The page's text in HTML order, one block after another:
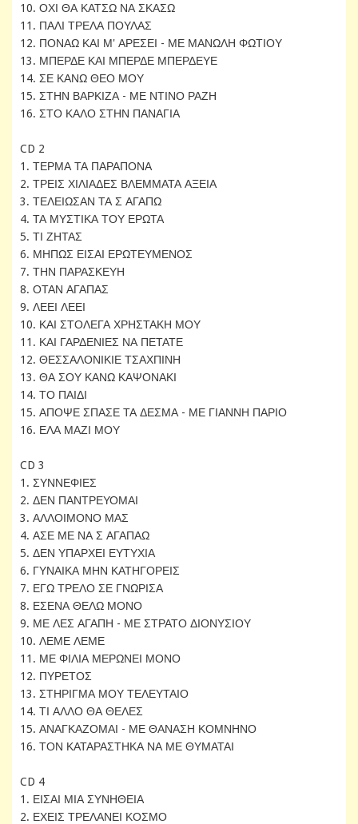
10. ΟΧΙ ΘΑ ΚΑΤΣΩ ΝΑ ΣΚΑΣΩ
11. ΠΑΛΙ ΤΡΕΛΑ ΠΟΥΛΑΣ
12. ΠΟΝΑΩ ΚΑΙ Μ' ΑΡΕΣΕΙ - ΜΕ ΜΑΝΩΛΗ ΦΩΤΙΟΥ
13. ΜΠΕΡΔΕ ΚΑΙ ΜΠΕΡΔΕ ΜΠΕΡΔΕΥΕ
14. ΣΕ ΚΑΝΩ ΘΕΟ ΜΟΥ
15. ΣΤΗΝ ΒΑΡΚΙΖΑ - ΜΕ ΝΤΙΝΟ ΡΑΖΗ
16. ΣΤΟ ΚΑΛΟ ΣΤΗΝ ΠΑΝΑΓΙΑ
CD 2
1. ΤΕΡΜΑ ΤΑ ΠΑΡΑΠΟΝΑ
2. ΤΡΕΙΣ ΧΙΛΙΑΔΕΣ ΒΛΕΜΜΑΤΑ ΑΞΕΙΑ
3. ΤΕΛΕΙΩΣΑΝ ΤΑ Σ ΑΓΑΠΩ
4. ΤΑ ΜΥΣΤΙΚΑ ΤΟΥ ΕΡΩΤΑ
5. ΤΙ ΖΗΤΑΣ
6. ΜΗΠΩΣ ΕΙΣΑΙ ΕΡΩΤΕΥΜΕΝΟΣ
7. ΤΗΝ ΠΑΡΑΣΚΕΥΗ
8. ΟΤΑΝ ΑΓΑΠΑΣ
9. ΛΕΕΙ ΛΕΕΙ
10. ΚΑΙ ΣΤΟΛΕΓΑ ΧΡΗΣΤΑΚΗ ΜΟΥ
11. ΚΑΙ ΓΑΡΔΕΝΙΕΣ ΝΑ ΠΕΤΑΤΕ
12. ΘΕΣΣΑΛΟΝΙΚΙΕ ΤΣΑΧΠΙΝΗ
13. ΘΑ ΣΟΥ ΚΑΝΩ ΚΑΨΟΝΑΚΙ
14. ΤΟ ΠΑΙΔΙ
15. ΑΠΟΨΕ ΣΠΑΣΕ ΤΑ ΔΕΣΜΑ - ΜΕ ΓΙΑΝΝΗ ΠΑΡΙΟ
16. ΕΛΑ ΜΑΖΙ ΜΟΥ
CD 3
1. ΣΥΝΝΕΦΙΕΣ
2. ΔΕΝ ΠΑΝΤΡΕΥΟΜΑΙ
3. ΑΛΛΟΙΜΟΝΟ ΜΑΣ
4. ΑΣΕ ΜΕ ΝΑ Σ ΑΓΑΠΑΩ
5. ΔΕΝ ΥΠΑΡΧΕΙ ΕΥΤΥΧΙΑ
6. ΓΥΝΑΙΚΑ ΜΗΝ ΚΑΤΗΓΟΡΕΙΣ
7. ΕΓΩ ΤΡΕΛΟ ΣΕ ΓΝΩΡΙΣΑ
8. ΕΣΕΝΑ ΘΕΛΩ ΜΟΝΟ
9. ΜΕ ΛΕΣ ΑΓΑΠΗ - ΜΕ ΣΤΡΑΤΟ ΔΙΟΝΥΣΙΟΥ
10. ΛΕΜΕ ΛΕΜΕ
11. ΜΕ ΦΙΛΙΑ ΜΕΡΩΝΕΙ ΜΟΝΟ
12. ΠΥΡΕΤΟΣ
13. ΣΤΗΡΙΓΜΑ ΜΟΥ ΤΕΛΕΥΤΑΙΟ
14. ΤΙ ΑΛΛΟ ΘΑ ΘΕΛΕΣ
15. ΑΝΑΓΚΑΖΟΜΑΙ - ΜΕ ΘΑΝΑΣΗ ΚΟΜΝΗΝΟ
16. ΤΟΝ ΚΑΤΑΡΑΣΤΗΚΑ ΝΑ ΜΕ ΘΥΜΑΤΑΙ
CD 4
1. ΕΙΣΑΙ ΜΙΑ ΣΥΝΗΘΕΙΑ
2. ΕΧΕΙΣ ΤΡΕΛΑΝΕΙ ΚΟΣΜΟ